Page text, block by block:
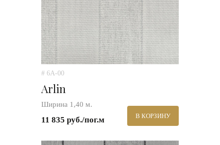
# 6A-00
Arlin
Ширина 1,40 м.
11 835 руб./пог.м В КОРЗИНУ